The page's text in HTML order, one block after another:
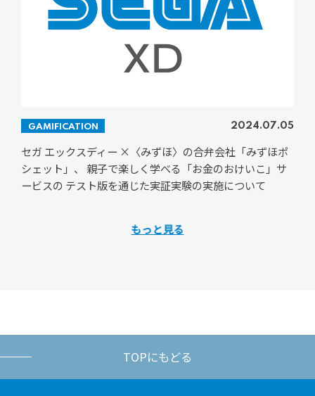
もっと見る
GAMIFICATION 2024.07.05
セガ エックスディー ×〈みずほ〉の合弁会社「みずほポ
シェット」、 親子で楽しく学べる「お金のおけいこ」サ
ービスの テスト版を通じた実証実験の実施について
TOPにもどる